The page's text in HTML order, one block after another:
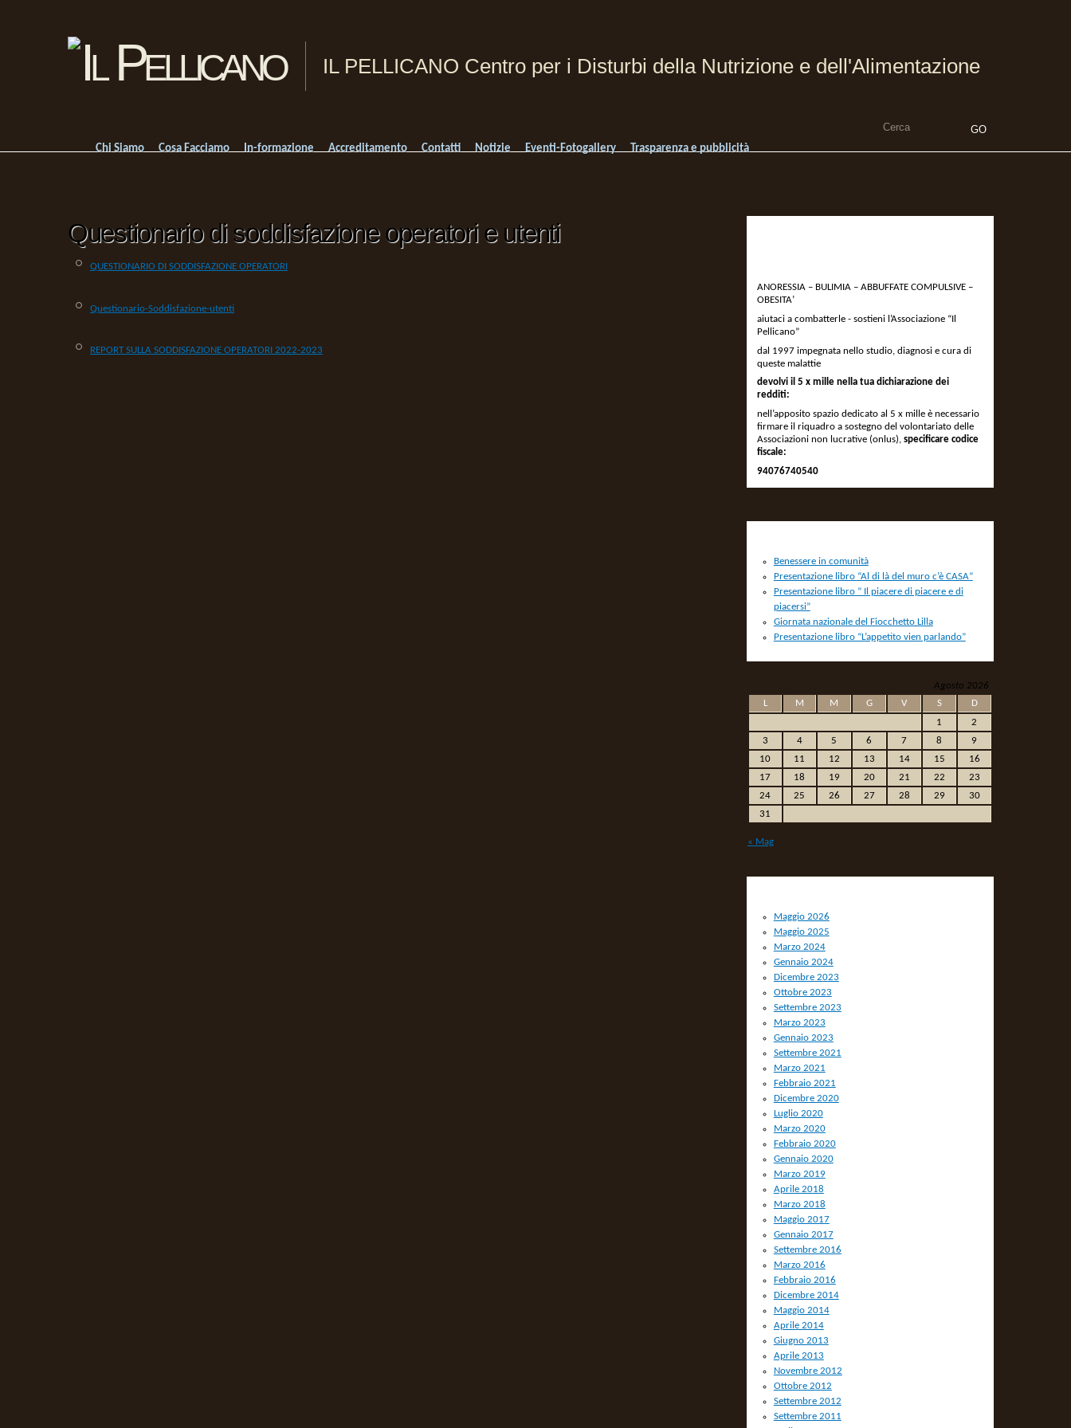
IL PELLICANO Centro per i Disturbi della Nutrizione e dell'Alimentazione
Chi Siamo Cosa Facciamo In-formazione Accreditamento Contatti Notizie Eventi-Fotogallery Trasparenza e pubblicità
Questionario di soddisfazione operatori e utenti
QUESTIONARIO DI SODDISFAZIONE OPERATORI
Questionario-Soddisfazione-utenti
REPORT SULLA SODDISFAZIONE OPERATORI 2022-2023
ANORESSIA – BULIMIA – ABBUFFATE COMPULSIVE –
OBESITA’
aiutaci a combatterle - sostieni l’Associazione “Il
Pellicano”
dal 1997 impegnata nello studio, diagnosi e cura di
queste malattie
devolvi il 5 x mille nella tua dichiarazione dei
redditi:
nell’apposito spazio dedicato al 5 x mille è necessario
firmare il riquadro a sostegno del volontariato delle
Associazioni non lucrative (onlus), specificare codice
fiscale:
94076740540
Benessere in comunità
Presentazione libro “Al di là del muro c’è CASA”
Presentazione libro ” Il piacere di piacere e di
piacersi”
Giornata nazionale del Fiocchetto Lilla
Presentazione libro “L’appetito vien parlando”
Agosto 2026
L
M M G V S
D
1
2
3
4 5 6 7 8
9
10
11 12 13 14 15
16
17
18 19 20 21 22
23
24
25 26 27 28 29
30
31
« Mag
Maggio 2026
Maggio 2025
Marzo 2024
Gennaio 2024
Dicembre 2023
Ottobre 2023
Settembre 2023
Marzo 2023
Gennaio 2023
Settembre 2021
Marzo 2021
Febbraio 2021
Dicembre 2020
Luglio 2020
Marzo 2020
Febbraio 2020
Gennaio 2020
Marzo 2019
Aprile 2018
Marzo 2018
Maggio 2017
Gennaio 2017
Settembre 2016
Marzo 2016
Febbraio 2016
Dicembre 2014
Maggio 2014
Aprile 2014
Giugno 2013
Aprile 2013
Novembre 2012
Ottobre 2012
Settembre 2012
Settembre 2011